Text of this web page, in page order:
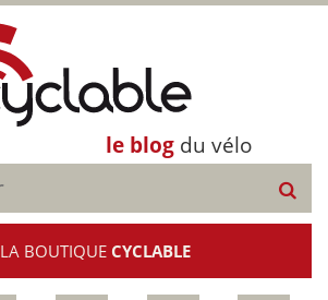
le blog du vélo
LA BOUTIQUE CYCLABLE